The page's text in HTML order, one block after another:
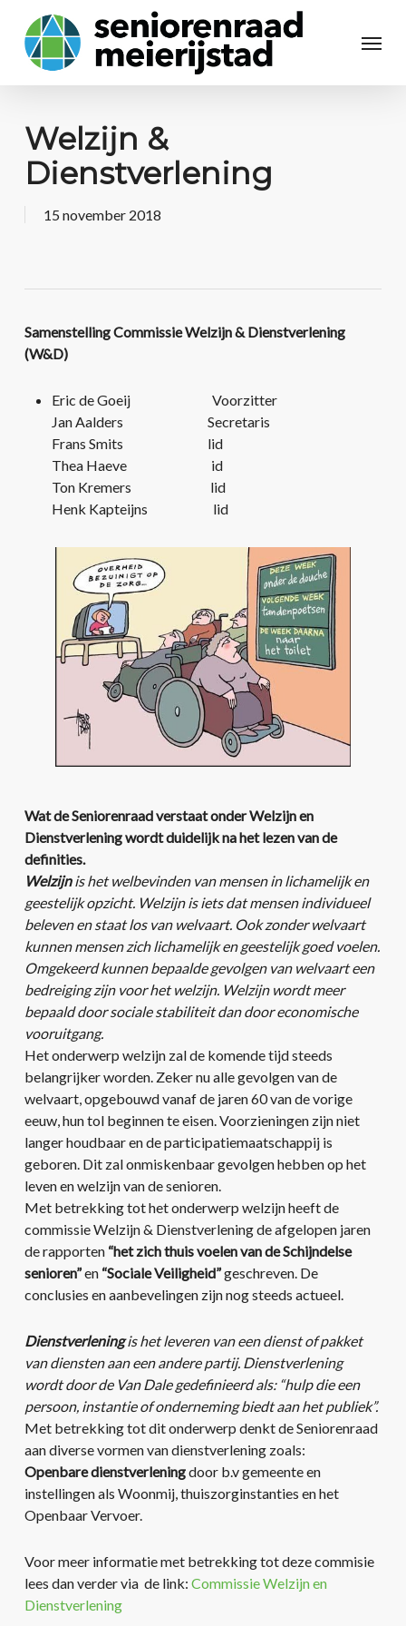
Welzijn &
Dienstverlening
15 november 2018
Samenstelling Commissie Welzijn & Dienstverlening
(W&D)
Eric de Goeij Voorzitter
Jan Aalders Secretaris
Frans Smits lid
Thea Haeve id
Ton Kremers lid
Henk Kapteijns lid
Wat de Seniorenraad verstaat onder Welzijn en
Dienstverlening wordt duidelijk na het lezen van de
definities.
Welzijnis het welbevinden van mensen in lichamelijk en
geestelijk opzicht. Welzijn is iets dat mensen individueel
beleven en staat los van welvaart. Ook zonder welvaart
kunnen mensen zich lichamelijk en geestelijk goed voelen.
Omgekeerd kunnen bepaalde gevolgen van welvaart een
bedreiging zijn voor het welzijn. Welzijn wordt meer
bepaald door sociale stabiliteit dan door economische
vooruitgang.
Het onderwerp welzijn zal de komende tijd steeds
belangrijker worden. Zeker nu alle gevolgen van de
welvaart, opgebouwd vanaf de jaren 60 van de vorige
eeuw, hun tol beginnen te eisen. Voorzieningen zijn niet
langer houdbaar en de participatiemaatschappij is
geboren. Dit zal onmiskenbaar gevolgen hebben op het
leven en welzijn van de senioren.
Met betrekking tot het onderwerp welzijn heeft de
commissie Welzijn & Dienstverlening de afgelopen jaren
de rapporten “het zich thuis voelen van de Schijndelse
senioren”en “Sociale Veiligheid”geschreven. De
conclusies en aanbevelingen zijn nog steeds actueel.
Dienstverleningis het leveren van een dienst of pakket
van diensten aan een andere partij. Dienstverlening
wordt door de Van Dale gedefinieerd als: “hulp die een
persoon, instantie of onderneming biedt aan het publiek”.
Met betrekking tot dit onderwerp denkt de Seniorenraad
aan diverse vormen van dienstverlening zoals:
Openbare dienstverleningdoor b.v gemeente en
instellingen als Woonmij, thuiszorginstanties en het
Openbaar Vervoer.
Voor meer informatie met betrekking tot deze commisie
lees dan verder via de link: Commissie Welzijn en
Dienstverlening